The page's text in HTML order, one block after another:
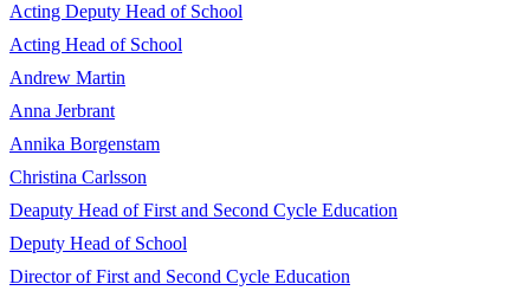
Acting Deputy Head of School
Acting Head of School
Andrew Martin
Anna Jerbrant
Annika Borgenstam
Christina Carlsson
Deaputy Head of First and Second Cycle Education
Deputy Head of School
Director of First and Second Cycle Education